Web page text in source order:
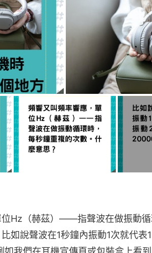
位Hz（赫茲）——指聲波在做振動循
如說聲波在1秒鐘內振動1次就代